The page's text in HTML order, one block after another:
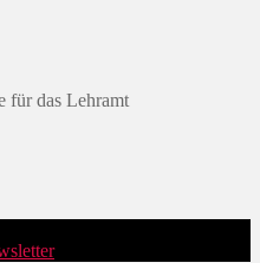
für das Lehramt